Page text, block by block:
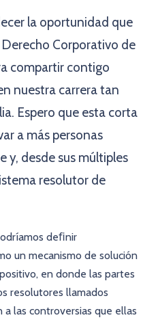
la oportunidad que
Corporativo de
compartir contigo
nuestra carrera tan
Espero que esta corta
a más personas
y, desde sus múltiples
resolutor de
deﬁnir
un mecanismo de solución
en donde las partes
resolutores llamados
las controversias que ellas